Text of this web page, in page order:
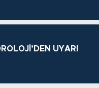
UYARI